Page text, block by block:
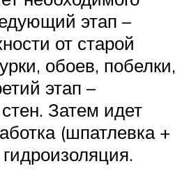
этап –
от старой
обоев, побелки,
этап –
Затем идет
(шпатлевка +